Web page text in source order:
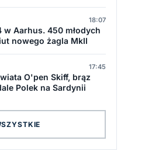
18:07
Aarhus. 450 młodych
nowego żagla MkII
17:45
O'pen Skiff, brąz
Polek na Sardynii